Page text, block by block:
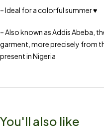
– Ideal for a colorful summer ♥
– Also known as Addis Abeba,
garment, more precisely from
present in Nigeria
You'll also like